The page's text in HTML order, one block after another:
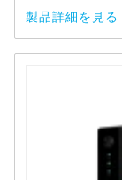
製品詳細を見る